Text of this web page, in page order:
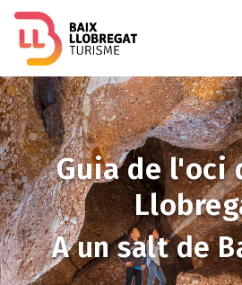
Imagen
Guia de l'oci
A un salt de